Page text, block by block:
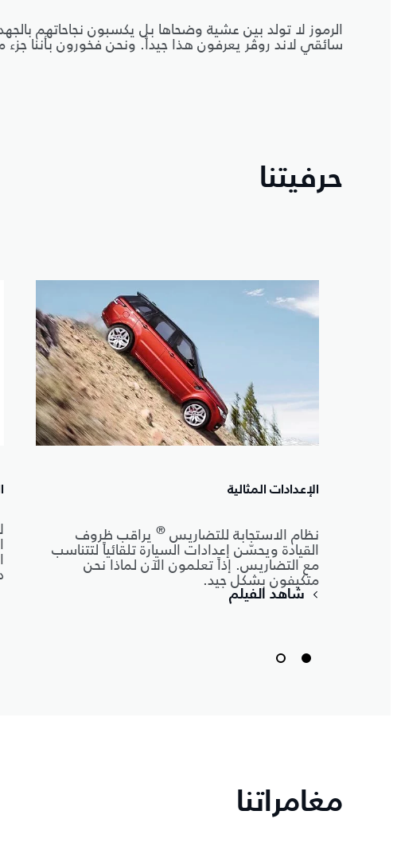
الرموز لا تولد بين عشية وضحاها بل يكسبون نجاحاتهم
سائقي لاند روڤر يعرفون هذا جيداً. ونحن فخورون بأننا
حرفيتنا
الإعدادات المثالية
نظام الاستجابة للتضاريس ® يراقب ظروف
القيادة ويحسّن إعدادات السيارة تلقائياً لتتناسب
مع التضاريس. إذاً تعلمون الآن لماذا نحن
متكيفون بشكل جيد.
شاهد الفيلم
مغامراتنا